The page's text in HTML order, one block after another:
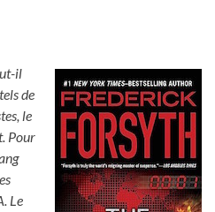
il
de
le
Pour
Le